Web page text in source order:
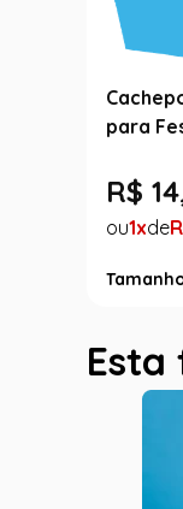
para
R$ 14
1